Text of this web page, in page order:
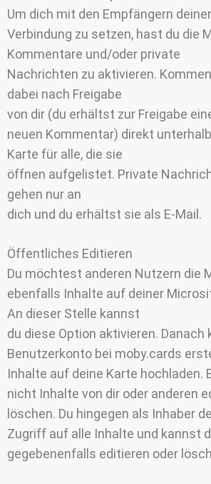
Um dich mit den Empfängern
Verbindung zu setzen, hast du die
Kommentare und/oder private
Nachrichten zu aktivieren.
dabei nach Freigabe
von dir (du erhältst zur Freigabe
neuen Kommentar) direkt
Karte für alle, die sie
öffnen aufgelistet. Private
gehen nur an
dich und du erhältst sie als E-Mail.
Öffentliches Editieren
Du möchtest anderen Nutzern die
ebenfalls Inhalte auf deiner
An dieser Stelle kannst
du diese Option aktivieren. Danach
Benutzerkonto bei moby.cards
Inhalte auf deine Karte hochladen.
nicht Inhalte von dir oder anderen
löschen. Du hingegen als Inhaber
Zugriff auf alle Inhalte und kannst
gegebenenfalls editieren oder